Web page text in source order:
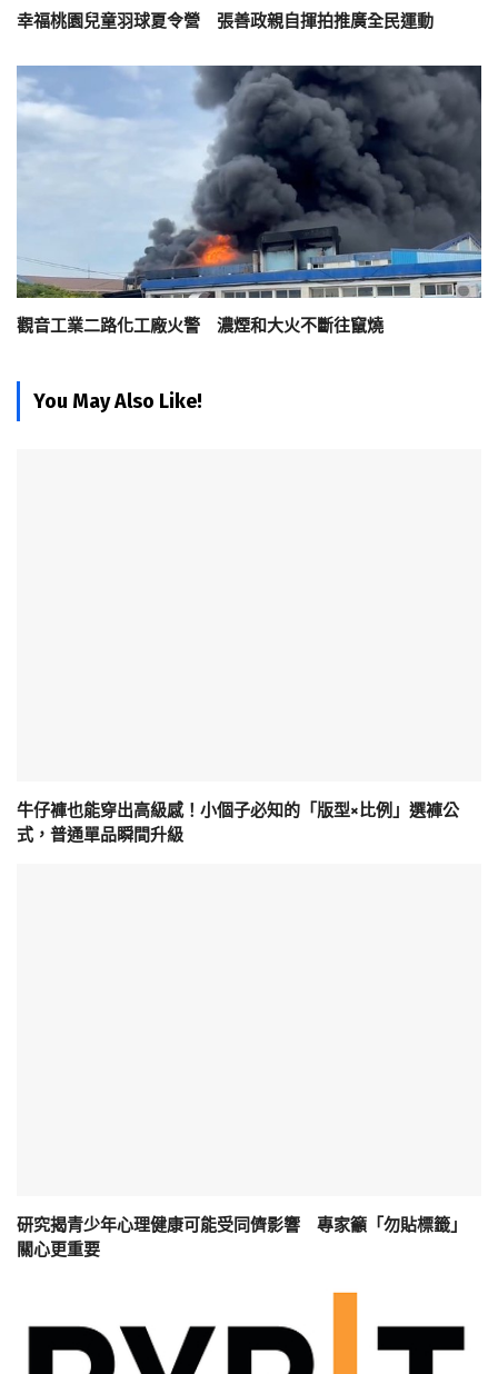
幸福桃園兒童羽球夏令營 張善政親自揮拍推廣全民運動
觀音工業二路化工廠火警 濃煙和大火不斷往竄燒
You May Also Like!
牛仔褲也能穿出高級感！小個子必知的「版型×比例」選褲公
式，普通單品瞬間升級
研究揭青少年心理健康可能受同儕影響 專家籲「勿貼標籤」
關心更重要